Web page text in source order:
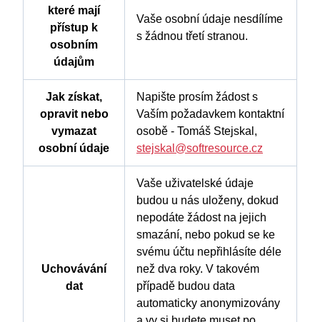
které mají
přístup k
osobním
údajům
Vaše osobní údaje nesdílíme
s žádnou třetí stranou.
Jak získat,
opravit nebo
vymazat
osobní údaje
Napište prosím žádost s
Vaším požadavkem kontaktní
osobě - Tomáš Stejskal,
stejskal@softresource.cz
Uchovávání
dat
Vaše uživatelské údaje
budou u nás uloženy, dokud
nepodáte žádost na jejich
smazání, nebo pokud se ke
svému účtu nepřihlásíte déle
než dva roky. V takovém
případě budou data
automaticky anonymizovány